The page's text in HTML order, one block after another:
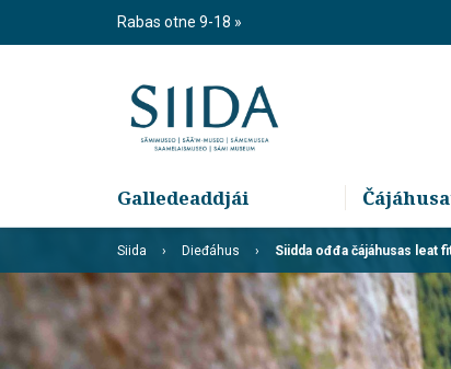
Rabas otne 9-18
Galledeaddjái
Siida Dieđáhus Siidda ođđa čájáhusas leat